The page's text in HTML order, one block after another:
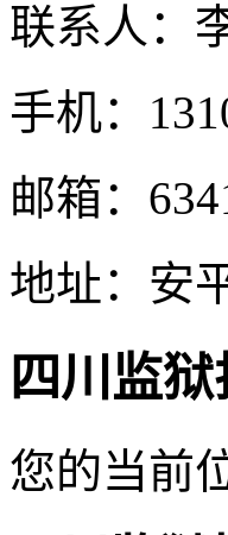
联系人：
手机：
邮箱：
地址：安
四川监狱
您的当前